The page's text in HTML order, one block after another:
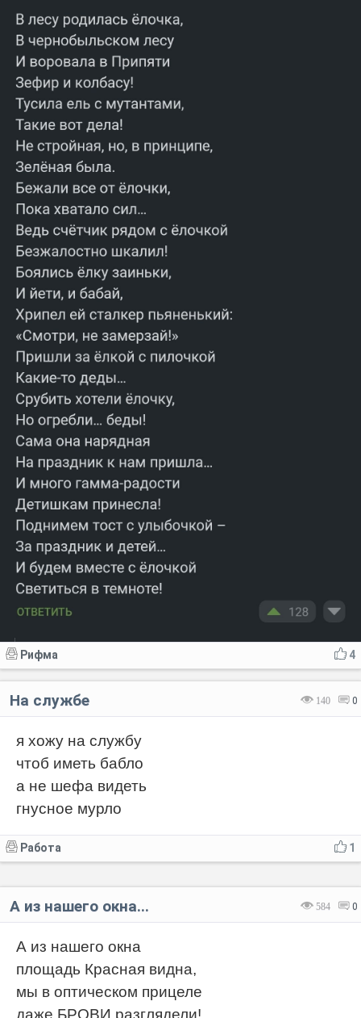
4
Рифма
140 0
На службе
я хожу на службу
чтоб иметь бабло
а не шефа видеть
гнусное мурло
1
Работа
584 0
А из нашего окна...
А из нашего окна
площадь Красная видна,
мы в оптическом прицеле